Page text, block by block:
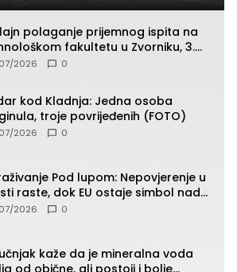
polaganje prijemnog ispita na
fakultetu u Zvorniku, 3.
u 9.00 časova
2026 0
kod Kladnja: Jedna osoba
troje povrijeđenih (FOTO)
2026 0
Pod lupom: Nepovjerenje u
raste, dok EU ostaje simbol nade
2026 0
kaže da je mineralna voda
od obične, ali postoji i bolje